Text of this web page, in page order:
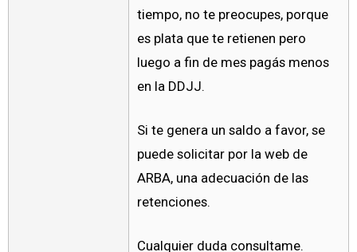
tiempo, no te preocupes, porque
es plata que te retienen pero
luego a fin de mes pagás menos
en la DDJJ.
Si te genera un saldo a favor, se
puede solicitar por la web de
ARBA, una adecuación de las
retenciones.
Cualquier duda consultame.